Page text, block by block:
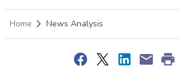
Home News Analysis